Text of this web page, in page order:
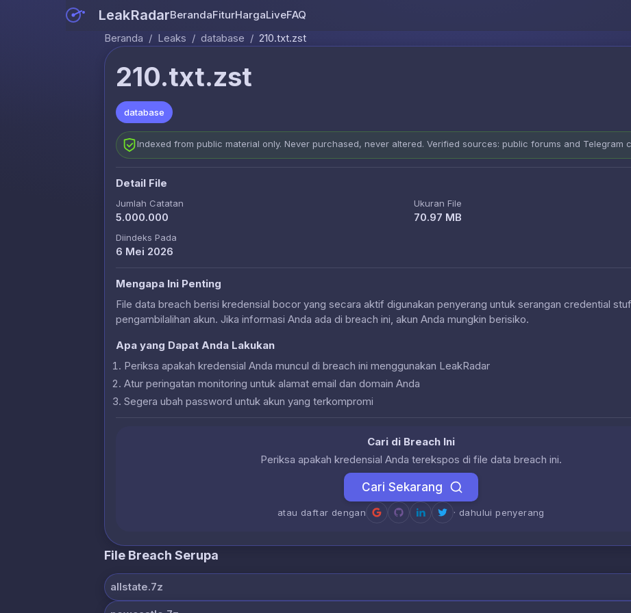
LeakRadarBerandaFiturHargaLiveFAQ
Beranda / Leaks / database / 210.txt.zst
210.txt.zst
database
Indexed from public material only. Never purchased, never altered. Verified sources: public forums and Telegram
Detail File
Jumlah Catatan
5.000.000
Ukuran File
70.97 MB
Diindeks Pada
6 Mei 2026
Mengapa Ini Penting
File data breach berisi kredensial bocor yang secara aktif digunakan penyerang untuk serangan credential
pengambilalihan akun. Jika informasi Anda ada di breach ini, akun Anda mungkin berisiko.
Apa yang Dapat Anda Lakukan
Periksa apakah kredensial Anda muncul di breach ini menggunakan LeakRadar
Atur peringatan monitoring untuk alamat email dan domain Anda
Segera ubah password untuk akun yang terkompromi
Cari di Breach Ini
Periksa apakah kredensial Anda terekspos di file data breach ini.
Cari Sekarang
atau daftar dengan · dahului penyerang
File Breach Serupa
allstate.7z